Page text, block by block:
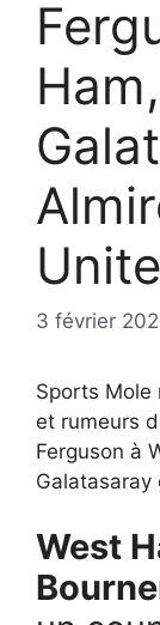
3 février
Sports Mole
et rumeurs
Ferguson à
Galatasaray
West